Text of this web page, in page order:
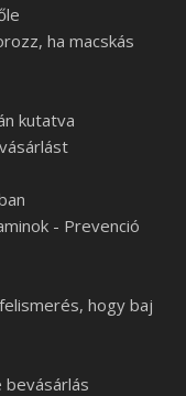
ha macskás
kutatva
- Prevenció
hogy baj
bevásárlás